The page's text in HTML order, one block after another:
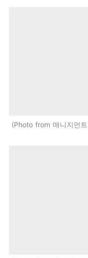
Photo from 매니지먼